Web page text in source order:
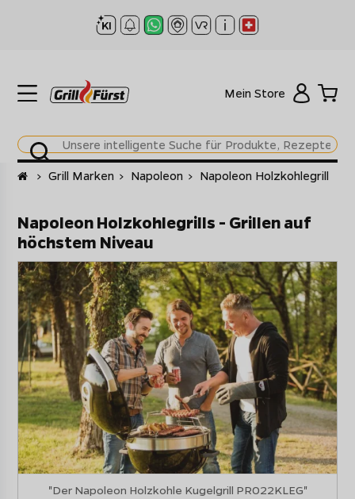
Mein Store
Startseite
> Grill Marken > Napoleon > Napoleon Holzkohlegrill
Napoleon Holzkohlegrills - Grillen auf
höchstem Niveau
"Der Napoleon Holzkohle Kugelgrill PRO22KLEG"